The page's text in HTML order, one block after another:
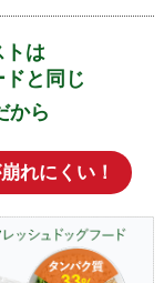
トは
と同じ
から
れにくい！